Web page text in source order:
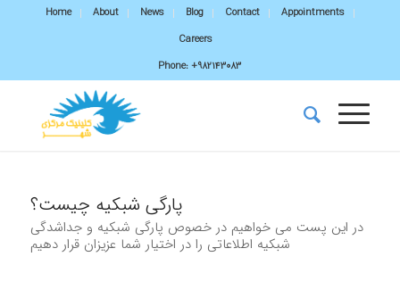
Home About News Blog Contact
Appointments
Careers
Phone:+982143083
پارگی شبکیه چیست؟
در این پست می خواهیم در خصوص پارگی شبکیه و جداشدگی
شبکیه اطلاعاتی را در اختیار شما عزیزان قرار دهیم